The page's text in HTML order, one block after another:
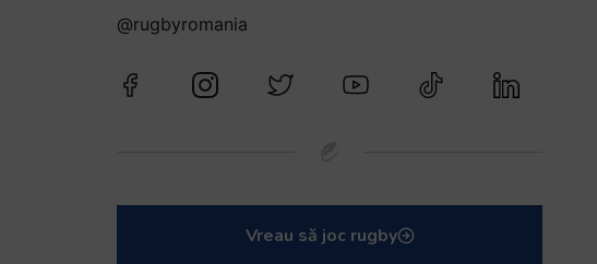
@rugbyromania
Vreau să joc rugby